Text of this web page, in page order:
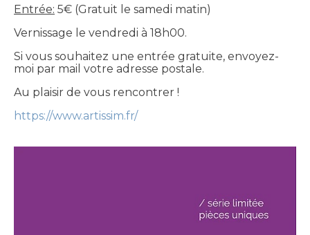
Entrée: 5€ (Gratuit le samedi matin)
Vernissage le vendredi à 18h00.
Si vous souhaitez une entrée gratuite, envoyez-
moi par mail votre adresse postale.
Au plaisir de vous rencontrer !
https://www.artissim.fr/